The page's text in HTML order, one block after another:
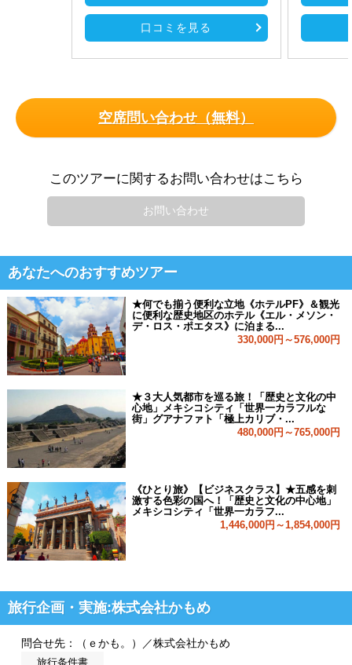
口コミを見る
空席問い合わせ（無料）
このツアーに関するお問い合わせはこちら
お問い合わせ
あなたへのおすすめツアー
★何でも揃う便利な立地《ホテルPF》＆観光
に便利な歴史地区のホテル《エル・メソン・
デ・ロス・ポエタス》に泊まる...
330,000円～576,000円
★３大人気都市を巡る旅！「歴史と文化の中
心地」メキシコシティ「世界一カラフルな
街」グアナファト「極上カリブ・...
480,000円～765,000円
《ひとり旅》【ビジネスクラス】★五感を刺
激する色彩の国へ！「歴史と文化の中心地」
メキシコシティ「世界一カラフ...
1,446,000円～1,854,000円
旅行企画・実施:株式会社かもめ
問合せ先：（ｅかも。）／株式会社かもめ
旅行条件書